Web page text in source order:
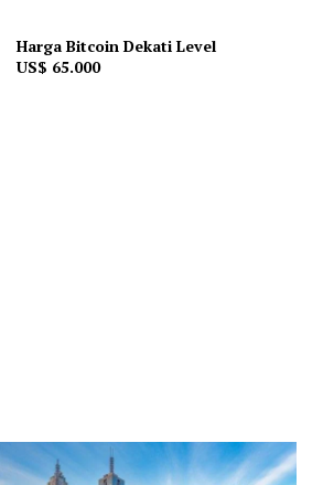
Harga Bitcoin Dekati Level
US$ 65.000